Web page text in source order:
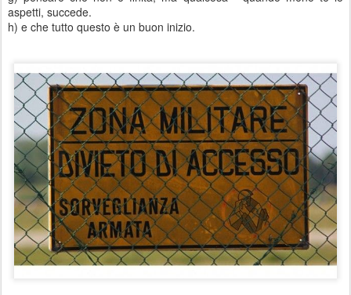
aspetti, succede.
h) e che tutto questo è un buon inizio.